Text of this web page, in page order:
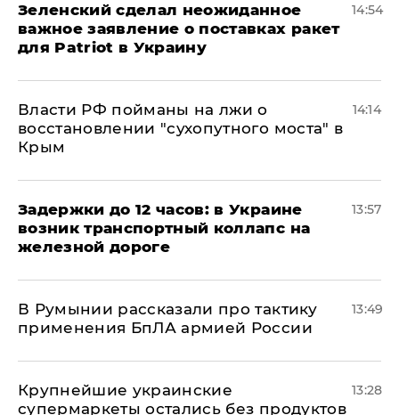
Зеленский сделал неожиданное
важное заявление о поставках ракет
для Patriot в Украину
14:54
Власти РФ пойманы на лжи о
восстановлении "сухопутного моста" в
Крым
14:14
Задержки до 12 часов: в Украине
возник транспортный коллапс на
железной дороге
13:57
В Румынии рассказали про тактику
применения БпЛА армией России
13:49
Крупнейшие украинские
супермаркеты остались без продуктов
13:28